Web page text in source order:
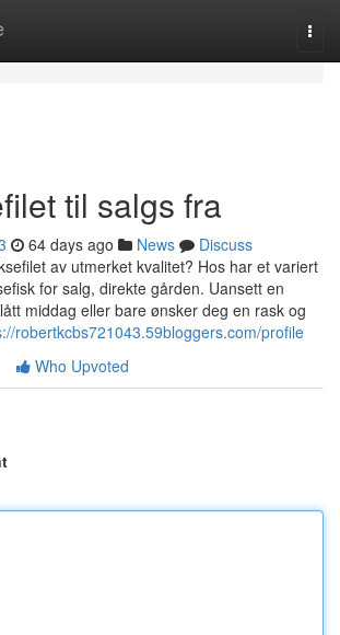
til salgs fra
64 days ago News
Discuss
av utmerket kvalitet? Hos har et variert
for salg, direkte gården. Uansett en
middag eller bare ønsker deg en rask og
robertkcbs721043.59bloggers.com/profile
Who Upvoted